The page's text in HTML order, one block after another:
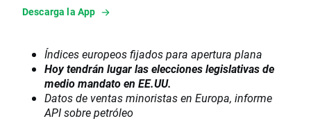
Descarga la App
Índices europeos fijados para apertura plana
Hoy tendrán lugar las elecciones legislativas de
medio mandato en EE.UU.
Datos de ventas minoristas en Europa, informe
API sobre petróleo